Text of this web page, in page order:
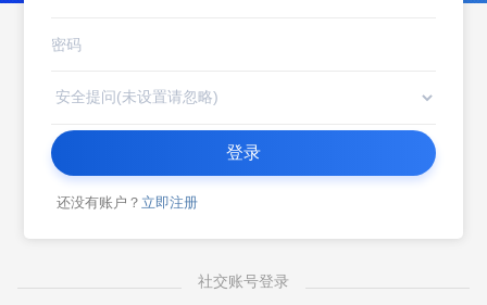
登录
还没有账户？ 立即注册
社交账号登录